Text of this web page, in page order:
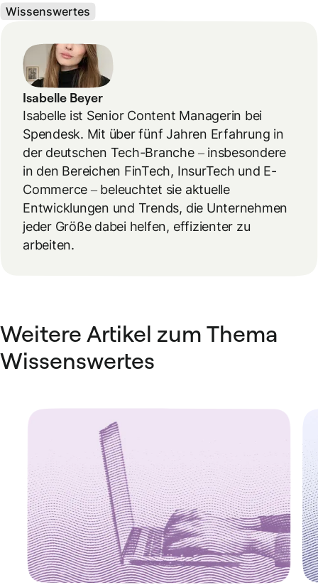
Wissenswertes
Isabelle Beyer
Isabelle ist Senior Content Managerin bei
Spendesk. Mit über fünf Jahren Erfahrung in
der deutschen Tech-Branche – insbesondere
in den Bereichen FinTech, InsurTech und E-
Commerce – beleuchtet sie aktuelle
Entwicklungen und Trends, die Unternehmen
jeder Größe dabei helfen, effizienter zu
arbeiten.
Weitere Artikel zum Thema
Wissenswertes